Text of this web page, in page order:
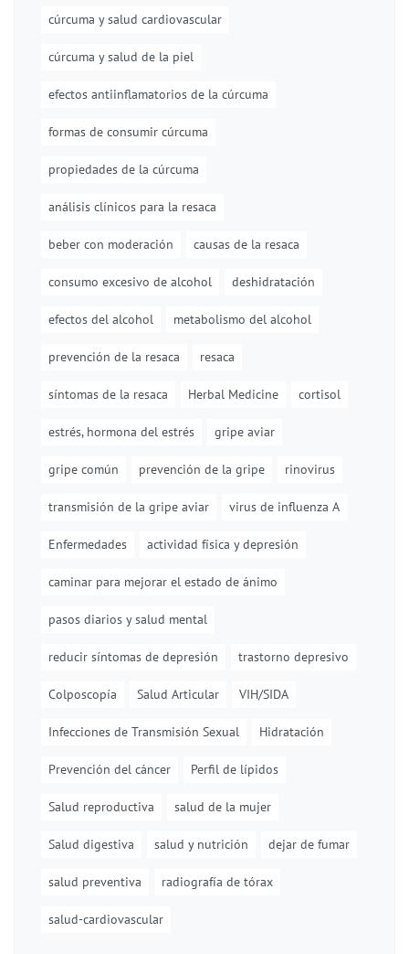
cúrcuma y salud cardiovascular
cúrcuma y salud de la piel
efectos antiinflamatorios de la cúrcuma
formas de consumir cúrcuma
propiedades de la cúrcuma
análisis clínicos para la resaca
beber con moderación causas de la resaca
consumo excesivo de alcohol deshidratación
efectos del alcohol metabolismo del alcohol
prevención de la resaca resaca
síntomas de la resaca Herbal Medicine cortisol
estrés, hormona del estrés gripe aviar
gripe común prevención de la gripe rinovirus
transmisión de la gripe aviar virus de influenza A
Enfermedades actividad física y depresión
caminar para mejorar el estado de ánimo
pasos diarios y salud mental
reducir síntomas de depresión trastorno depresivo
Colposcopía Salud Articular VIH/SIDA
Infecciones de Transmisión Sexual Hidratación
Prevención del cáncer Perfil de lípidos
Salud reproductiva salud de la mujer
Salud digestiva salud y nutrición dejar de fumar
salud preventiva radiografía de tórax
salud-cardiovascular